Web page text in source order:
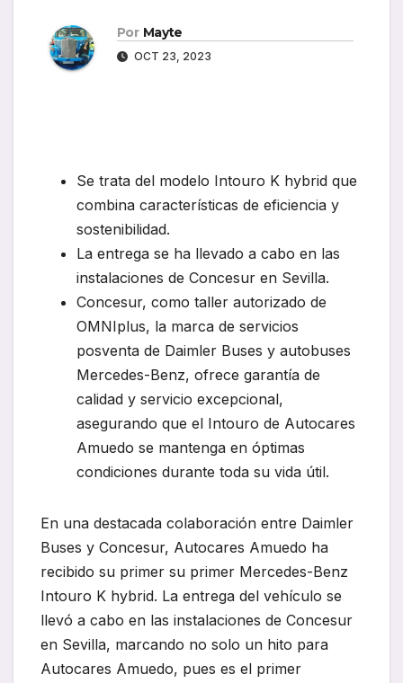
Por Mayte
OCT 23, 2023
Se trata del modelo Intouro K hybrid que
combina características de eficiencia y
sostenibilidad.
La entrega se ha llevado a cabo en las
instalaciones de Concesur en Sevilla.
Concesur, como taller autorizado de
OMNIplus, la marca de servicios
posventa de Daimler Buses y autobuses
Mercedes-Benz, ofrece garantía de
calidad y servicio excepcional,
asegurando que el Intouro de Autocares
Amuedo se mantenga en óptimas
condiciones durante toda su vida útil.
En una destacada colaboración entre Daimler
Buses y Concesur, Autocares Amuedo ha
recibido su primer su primer Mercedes-Benz
Intouro K hybrid. La entrega del vehículo se
llevó a cabo en las instalaciones de Concesur
en Sevilla, marcando no solo un hito para
Autocares Amuedo, pues es el primer